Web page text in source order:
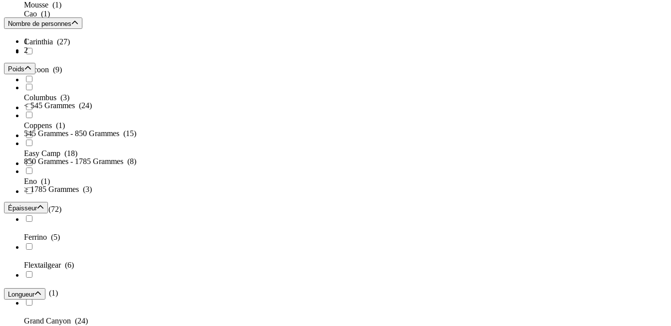
Cao (1)
Carinthia (27)
Cocoon (9)
Columbus (3)
Coppens (1)
Easy Camp (18)
Eno (1)
Exped (72)
Ferrino (5)
Flextailgear (6)
Gaiam (1)
Grand Canyon (24)
Mousse (1)
Nombre de personnes
1
2
Poids
< 545 Grammes (24)
545 Grammes - 850 Grammes (15)
850 Grammes - 1785 Grammes (8)
≥ 1785 Grammes (3)
Épaisseur
Longueur